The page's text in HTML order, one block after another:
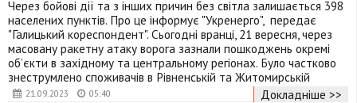
21.09.2023 05:40
Через бойові дії та з інших причин без світла залишається 398
населених пунктів. Про це інформує "Укренерго", передає
"Галицький кореспондент". Сьогодні вранці, 21 вересня, через
масовану ракетну атаку ворога зазнали пошкоджень окремі
об’єкти в західному та центральному регіонах. Було частково
знеструмлено споживачів в Рівненській та Житомирській
Докладніше >>